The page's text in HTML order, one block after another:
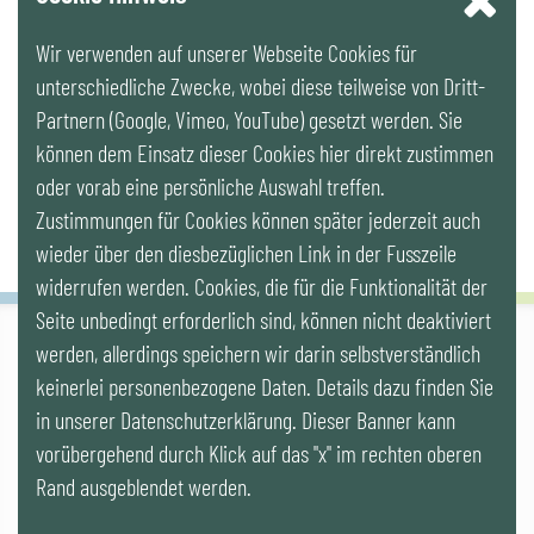
LinkedIn
Newsletter
IG LEBENSZYKLUS BAU
Wipplingerstr. 10/Top 9, Stoß im Himmel, A-1010 Wien
office@ig-lebenszyklus.at
Kontakt
Videos |Veranstaltungen
Wir verwenden auf unserer Webseite Cookies für
unterschiedliche Zwecke, wobei diese teilweise von Dritt-
Partnern (Google, Vimeo, YouTube) gesetzt werden. Sie
können dem Einsatz dieser Cookies hier direkt zustimmen
oder vorab eine persönliche Auswahl treffen.
Zustimmungen für Cookies können später jederzeit auch
wieder über den diesbezüglichen Link in der Fusszeile
widerrufen werden. Cookies, die für die Funktionalität der
Seite unbedingt erforderlich sind, können nicht deaktiviert
werden, allerdings speichern wir darin selbstverständlich
keinerlei personenbezogene Daten. Details dazu finden Sie
in unserer Datenschutzerklärung. Dieser Banner kann
vorübergehend durch Klick auf das "x" im rechten oberen
Rand ausgeblendet werden.